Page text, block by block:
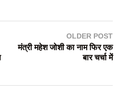
OLDER POST
मंत्री महेश जोशी का नाम फिर एक
बार चर्चा में